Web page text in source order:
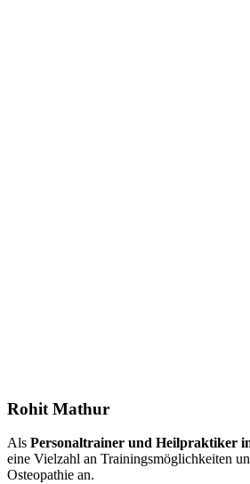
Rohit Mathur
Als Personaltrainer und Heilpraktiker
eine Vielzahl an Trainingsmöglichkeiten
Osteopathie an.